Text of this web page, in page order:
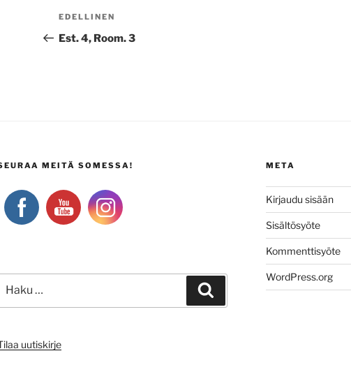
Artikkelien
selaus
Edellinen
artikkeli
EDELLINEN
Est. 4, Room. 3
MEITÄ SOMESSA!
uutiskirje
META
Kirjaudu sisään
Sisältösyöte
Kommenttisyöte
WordPress.org